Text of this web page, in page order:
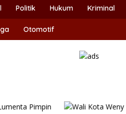
Politik Hukum Kriminal
Otomotif